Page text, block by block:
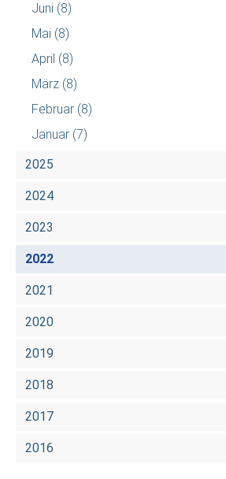
Juni (8)
Mai (8)
April (8)
März (8)
Februar (8)
Januar (7)
2025
2024
2023
2022
2021
2020
2019
2018
2017
2016